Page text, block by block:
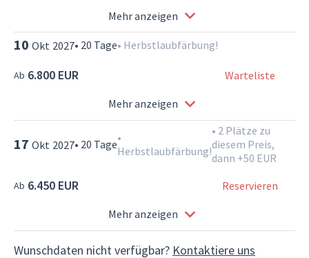
Mehr anzeigen
10 Okt 2027• 20 Tage• Herbstlaubfärbung!
Ab 6.800 EUR Warteliste
Mehr anzeigen
17 Okt 2027• 20 Tage•
Herbstlaubfärbung!
• 2 Plätze zu
diesem Preis,
dann +50 EUR
Ab 6.450 EUR Reservieren
Mehr anzeigen
Wunschdaten nicht verfügbar? Kontaktiere uns